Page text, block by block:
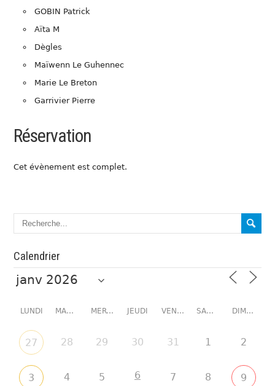
GOBIN Patrick
Aïta M
Dègles
Maïwenn Le Guhennec
Marie Le Breton
Garrivier Pierre
Réservation
Cet évènement est complet.
Calendrier
LUNDI MARDI MERCREDI JEUDI VENDREDI SAMEDI DIMANCHE
27 28 29 30 31 1 2
3 4 5 6 7 8 9